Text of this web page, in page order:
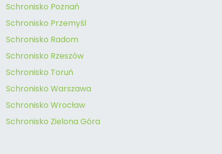
Schronisko Poznań
Schronisko Przemyśl
Schronisko Radom
Schronisko Rzeszów
Schronisko Toruń
Schronisko Warszawa
Schronisko Wrocław
Schronisko Zielona Góra